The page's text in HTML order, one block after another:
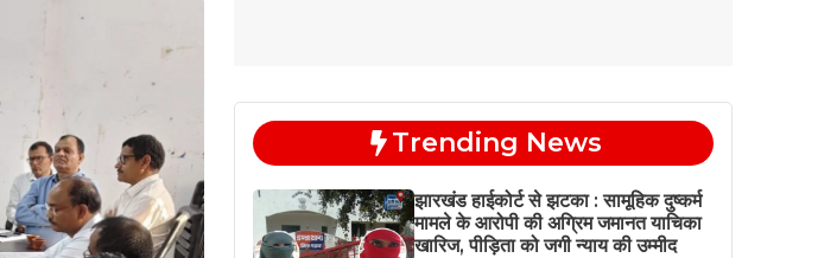
Trending News
झारखंड हाईकोर्ट से झटका : सामूहिक दुष्कर्म
मामले के आरोपी की अग्रिम जमानत याचिका
खारिज, पीड़िता को जगी न्याय की उम्मीद